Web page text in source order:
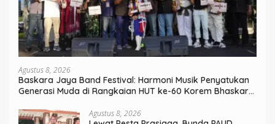
Agustus 8, 2026
Baskara Jaya Band Festival: Harmoni Musik Penyatukan
Generasi Muda di Rangkaian HUT ke-60 Korem Bhaskara
Agustus 8, 2026